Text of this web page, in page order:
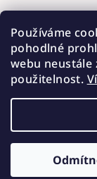
Používáme
pohodlné
webu neustále
použitelnost.
Copyright